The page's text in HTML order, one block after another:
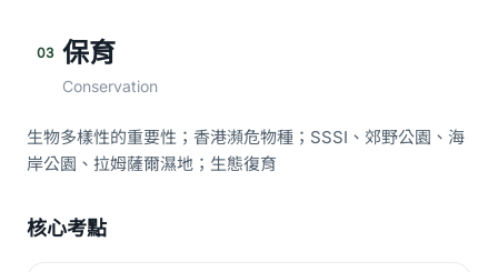
03 保育
Conservation
生物多樣性的重要性；香港瀕危物種；SSSI、郊野公園、海
岸公園、拉姆薩爾濕地；生態復育
核心考點